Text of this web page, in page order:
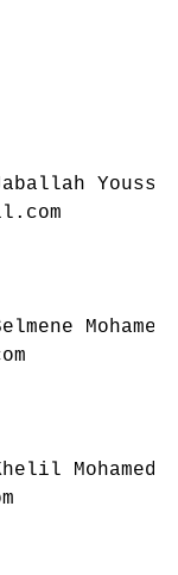
Mohamed
Mohamed